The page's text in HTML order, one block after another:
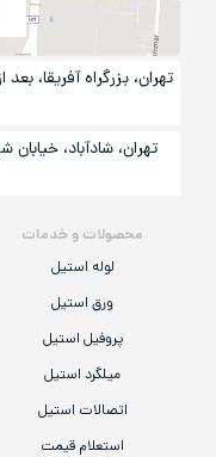
محصولات و خدمات
لوله استیل
ورق استیل
پروفیل استیل
میلگرد استیل
اتصالات استیل
استعلام قیمت
تهران، بزرگراه آفریقا،